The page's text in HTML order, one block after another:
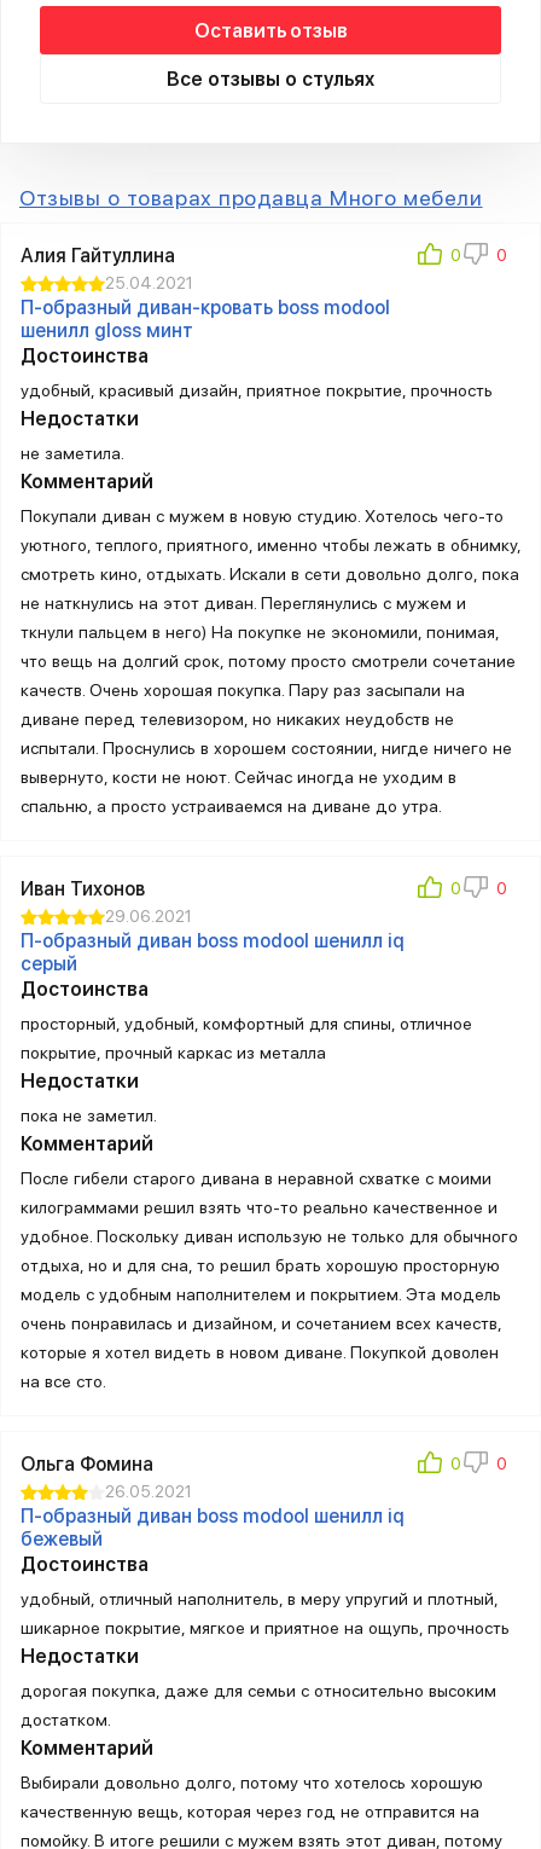
Оставить отзыв
Все отзывы о стульях
Отзывы о товарах продавца Много мебели
Алия Гайтуллина
25.04.2021
П-образный диван-кровать boss modool
шенилл gloss минт
Достоинства
удобный, красивый дизайн, приятное покрытие, прочность
Недостатки
не заметила.
Комментарий
Покупали диван с мужем в новую студию. Хотелось чего-то
уютного, теплого, приятного, именно чтобы лежать в обнимку,
смотреть кино, отдыхать. Искали в сети довольно долго, пока
не наткнулись на этот диван. Переглянулись с мужем и
ткнули пальцем в него) На покупке не экономили, понимая,
что вещь на долгий срок, потому просто смотрели сочетание
качеств. Очень хорошая покупка. Пару раз засыпали на
диване перед телевизором, но никаких неудобств не
испытали. Проснулись в хорошем состоянии, нигде ничего не
вывернуто, кости не ноют. Сейчас иногда не уходим в
спальню, а просто устраиваемся на диване до утра.
Иван Тихонов
29.06.2021
П-образный диван boss modool шенилл iq
серый
Достоинства
просторный, удобный, комфортный для спины, отличное
покрытие, прочный каркас из металла
Недостатки
пока не заметил.
Комментарий
После гибели старого дивана в неравной схватке с моими
килограммами решил взять что-то реально качественное и
удобное. Поскольку диван использую не только для обычного
отдыха, но и для сна, то решил брать хорошую просторную
модель с удобным наполнителем и покрытием. Эта модель
очень понравилась и дизайном, и сочетанием всех качеств,
которые я хотел видеть в новом диване. Покупкой доволен
на все сто.
Ольга Фомина
26.05.2021
П-образный диван boss modool шенилл iq
бежевый
Достоинства
удобный, отличный наполнитель, в меру упругий и плотный,
шикарное покрытие, мягкое и приятное на ощупь, прочность
Недостатки
дорогая покупка, даже для семьи с относительно высоким
достатком.
Комментарий
Выбирали довольно долго, потому что хотелось хорошую
качественную вещь, которая через год не отправится на
помойку. В итоге решили с мужем взять этот диван, потому